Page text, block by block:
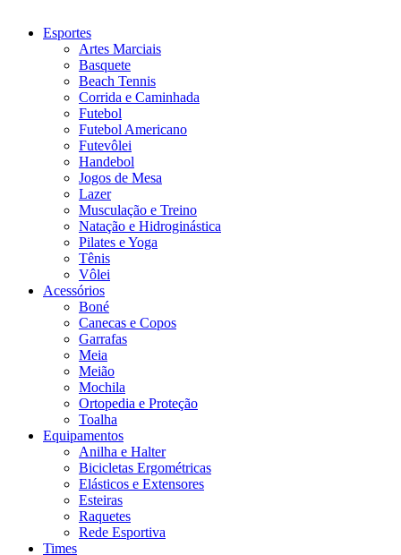
Esportes
Artes Marciais
Basquete
Beach Tennis
Corrida e Caminhada
Futebol
Futebol Americano
Futevôlei
Handebol
Jogos de Mesa
Lazer
Musculação e Treino
Natação e Hidroginástica
Pilates e Yoga
Tênis
Vôlei
Acessórios
Boné
Canecas e Copos
Garrafas
Meia
Meião
Mochila
Ortopedia e Proteção
Toalha
Equipamentos
Anilha e Halter
Bicicletas Ergométricas
Elásticos e Extensores
Esteiras
Raquetes
Rede Esportiva
Times